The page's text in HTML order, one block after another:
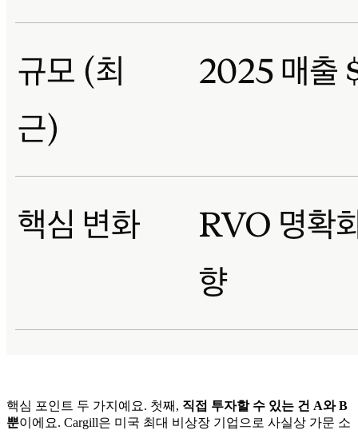
핵심 포인트 두 가지예요. 첫째, 직접 투자할 수 있는 건 A와 B
뿐이에요. Cargill은 미국 최대 비상장 기업으로 사실상 가문 소